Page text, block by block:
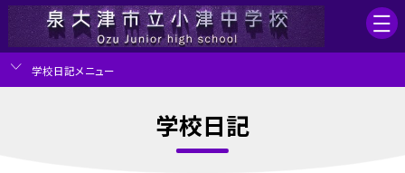
学校日記メニュー
学校日記